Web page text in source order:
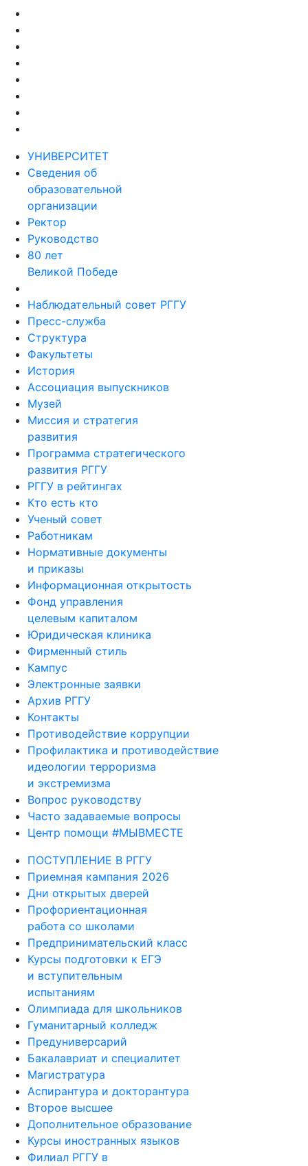
УНИВЕРСИТЕТ
Сведения об
образовательной
организации
Ректор
Руководство
80 лет
Великой Победе
Наблюдательный совет РГГУ
Пресс-служба
Структура
Факультеты
История
Ассоциация выпускников
Музей
Миссия и стратегия
развития
Программа стратегического
развития РГГУ
РГГУ в рейтингах
Кто есть кто
Ученый совет
Работникам
Нормативные документы
и приказы
Информационная открытость
Фонд управления
целевым капиталом
Юридическая клиника
Фирменный стиль
Кампус
Электронные заявки
Архив РГГУ
Контакты
Противодействие коррупции
Профилактика и противодействие
идеологии терроризма
и экстремизма
Вопрос руководству
Часто задаваемые вопросы
Центр помощи #МЫВМЕСТЕ
ПОСТУПЛЕНИЕ В РГГУ
Приемная кампания 2026
Дни открытых дверей
Профориентационная
работа со школами
Предпринимательский класс
Курсы подготовки к ЕГЭ
и вступительным
испытаниям
Олимпиада для школьников
Гуманитарный колледж
Предуниверсарий
Бакалавриат и специалитет
Магистратура
Аспирантура и докторантура
Второе высшее
Дополнительное образование
Курсы иностранных языков
Филиал РГГУ в